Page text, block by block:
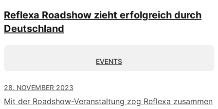
Reflexa Roadshow zieht erfolgreich durch
Deutschland
EVENTS
28. NOVEMBER 2023
Mit der Roadshow-Veranstaltung zog Reflexa zusammen